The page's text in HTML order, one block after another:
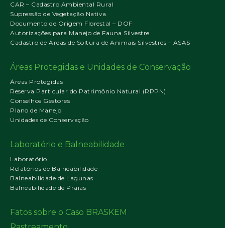
CAR – Cadastro Ambiental Rural
Supressão de Vegetação Nativa
Documento de Origem Florestal – DOF
Autorizações para Manejo de Fauna Silvestre
Cadastro de Áreas de Soltura de Animais Silvestres – ASAS
Áreas Protegidas e Unidades de Conservação
Áreas Protegidas
Reserva Particular do Patrimônio Natural (RPPN)
Conselhos Gestores
Plano de Manejo
Unidades de Conservação
Laboratório e Balneabilidade
Laboratório
Relatórios de Balneabilidade
Balneabilidade de Lagunas
Balneabilidade de Praias
Fatos sobre o Caso BRASKEM